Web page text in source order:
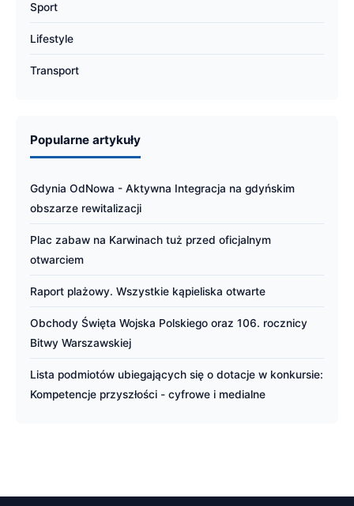
Sport
Lifestyle
Transport
Popularne artykuły
Gdynia OdNowa - Aktywna Integracja na gdyńskim
obszarze rewitalizacji
Plac zabaw na Karwinach tuż przed oficjalnym
otwarciem
Raport plażowy. Wszystkie kąpieliska otwarte
Obchody Święta Wojska Polskiego oraz 106. rocznicy
Bitwy Warszawskiej
Lista podmiotów ubiegających się o dotacje w konkursie:
Kompetencje przyszłości - cyfrowe i medialne